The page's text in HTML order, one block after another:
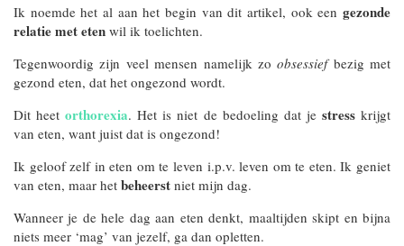
Ik noemde het al aan het begin van dit artikel, ook een gezonde
relatie met eten wil ik toelichten.
Tegenwoordig zijn veel mensen namelijk zoobsessiefbezig met
gezond eten, dat het ongezond wordt.
Dit heetorthorexia. Het is niet de bedoeling dat je stresskrijgt
van eten, want juist dat is ongezond!
Ik geloof zelf in eten om te leven i.p.v. leven om te eten. Ik geniet
van eten, maar het beheerst niet mijn dag.
Wanneer je de hele dag aan eten denkt, maaltijden skipt en bijna
niets meer ‘mag’ van jezelf, ga dan opletten.